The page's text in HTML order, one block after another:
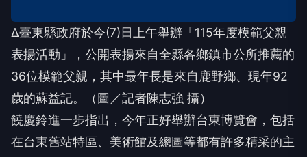
∆臺東縣政府於今(7)日上午舉辦「115年度模範父親
表揚活動」，公開表揚來自全縣各鄉鎮市公所推薦的
36位模範父親，其中最年長是來自鹿野鄉、現年92
歲的蘇益記。（圖／記者陳志強 攝）
饒慶鈴進一步指出，今年正好舉辦台東博覽會，包括
在台東舊站特區、美術館及總圖等都有許多精采的主